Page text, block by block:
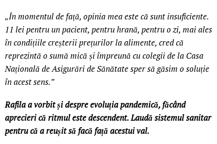
„În momentul de față, opinia mea este că sunt insuficiente.
11 lei pentru un pacient, pentru hrană, pentru o zi, mai ales
în condițiile creșterii prețurilor la alimente, cred că
reprezintă o sumă mică și împreună cu colegii de la Casa
Națională de Asigurări de Sănătate sper să găsim o soluție
în acest sens.”
Rafila a vorbit și despre evoluția pandemică, făcând
aprecieri că ritmul este descendent. Laudă sistemul sanitar
pentru că a reușit să facă față acestui val.